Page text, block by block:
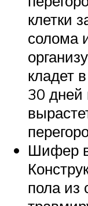
клетки
солома
кладет
30 дней
Шифер
пола из